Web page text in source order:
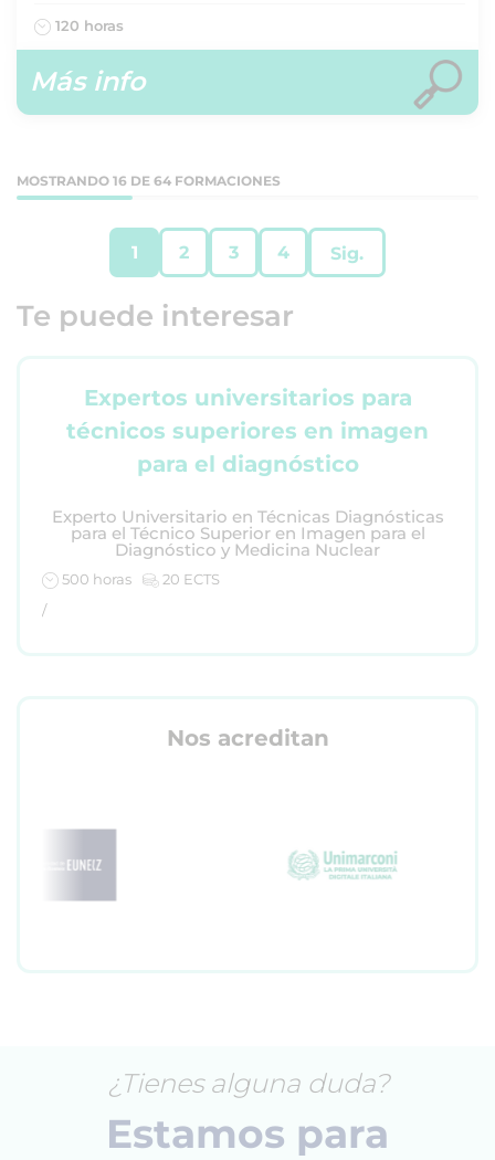
120 horas
Más info
MOSTRANDO 16 DE 64 FORMACIONES
1 2 3 4 Sig.
Te puede interesar
Expertos universitarios para
técnicos superiores en imagen
para el diagnóstico
Experto Universitario en Técnicas Diagnósticas
para el Técnico Superior en Imagen para el
Diagnóstico y Medicina Nuclear
500 horas
20 ECTS
/
Nos acreditan
¿Tienes alguna duda?
Estamos para